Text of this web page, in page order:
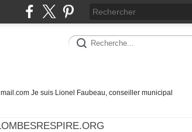
Je suis Lionel Faubeau, conseiller municipal